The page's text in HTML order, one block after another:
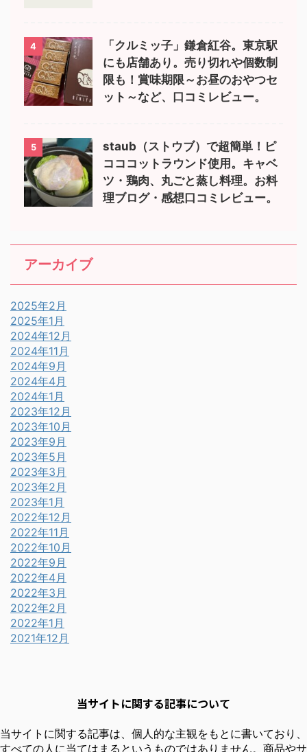
4
「クルミッ子」鎌倉紅谷。東京駅
にも店舗あり。売り切れや個数制
限も！賞味期限～お昼のおやつセ
ット～など、口コミレビュー。
5
staub（ストウブ）で超簡単！ピ
コココットラウンド使用。キャベ
ツ・鶏肉、丸ごと蒸し料理。お料
理ブログ・感想口コミレビュー。
アーカイブ
2025年2月
2025年1月
2024年12月
2024年11月
2024年9月
2024年4月
2024年1月
2023年12月
2023年10月
2023年9月
2023年5月
2023年3月
2023年2月
2023年1月
2022年12月
2022年11月
2022年10月
2022年9月
2022年4月
2022年3月
2022年2月
2022年1月
2021年12月
当サイトに関する記事について
当サイトに関する記事は、個人的な主観をもとに書いており、
すべての人に当てはまるというものではありません。商品やサ